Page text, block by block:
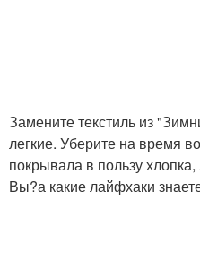
Замените текстиль из
легкие. Уберите на время
покрывала в пользу
Вы?а какие лайфхаки